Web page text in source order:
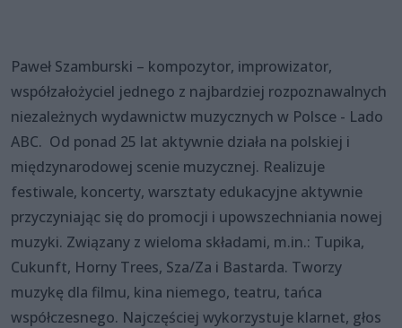
Paweł Szamburski – kompozytor, improwizator,
współzałożyciel jednego z najbardziej rozpoznawalnych
niezależnych wydawnictw muzycznych w Polsce - Lado
ABC. Od ponad 25 lat aktywnie działa na polskiej i
międzynarodowej scenie muzycznej. Realizuje
festiwale, koncerty, warsztaty edukacyjne aktywnie
przyczyniając się do promocji i upowszechniania nowej
muzyki. Związany z wieloma składami, m.in.: Tupika,
Cukunft, Horny Trees, Sza/Za i Bastarda. Tworzy
muzykę dla filmu, kina niemego, teatru, tańca
współczesnego. Najczęściej wykorzystuje klarnet, głos